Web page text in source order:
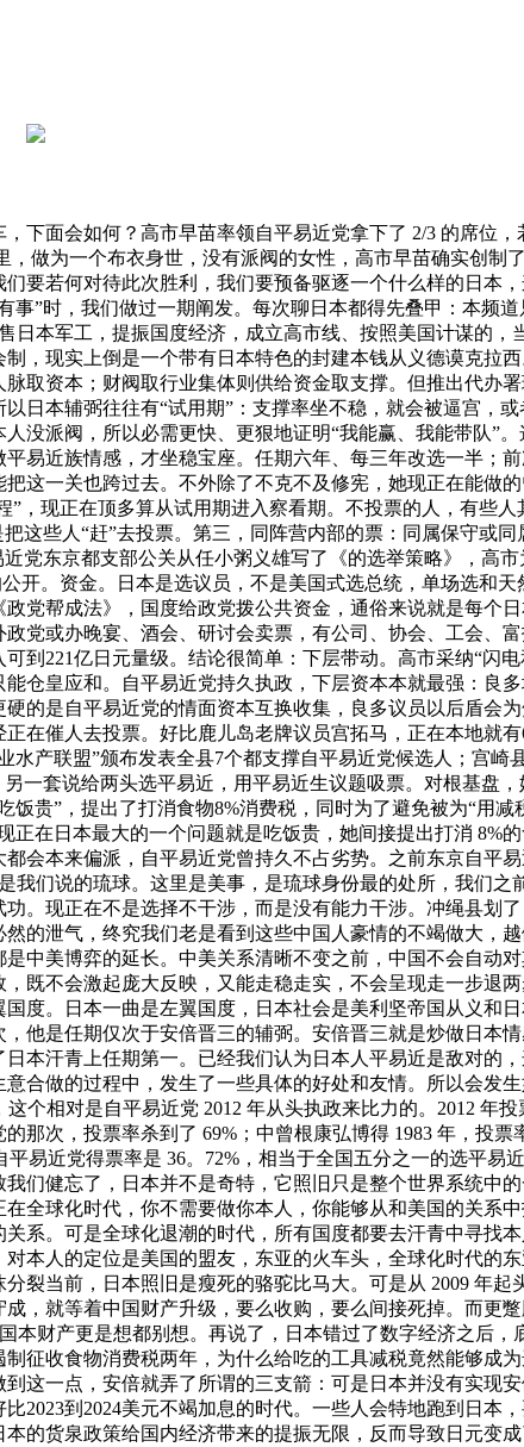
面会如何？高市早苗率领自平易近党拿下了 2/3 的席位，
做为一个布衣身世，没有派阀的女性，高市早苗确实创制
要若何对待此次胜利，我们要预备驱逐一个什么样的日本
”时，我们做过一期阐发。每次聊日本都得先叠甲：本频
本军工，提振国度经济，成立高市线、按照美国计谋的，
，现实上倒是一个带有日本特色的封建本钱从义德谟克拉
取资本；财阀取行业集体则供给资金取支撑。但推出代办
日本辅弼往往有“试用期”：支撑率坐不稳，就会被逼宫，
派阀，所以必需更快、更狠地证明“我能赢、我能带队”
近族情感，才坐稳宝座。任期六年、每三年改选一半；
这一关也跨过去。不外除了不克不及修宪，她现正在能做
，现正在顶多算从试用期进入察看期。不投票的人，有些
些人“赶”去投票。第三，同阵营内部的票：同属保守或同
党东京都支部公关从任小粥义雄写了《的选举策略》，高
开。资金。日本是选议员，不是美国式选总统，单场选和天
党帮成法》，国度给政党拨公共资金，通俗来说就是每个
党或办晚宴、酒会、研讨会卖票，有公司、协会、工会、
到221亿日元量级。结论很简单：下层带动。高市采纳“闪
仓皇应和。自平易近党持久执政，下层资本本就最强：良
的是自平易近党的情面资本互换收集，良多议员以后盾会
在催人去投票。好比鹿儿岛老牌议员宫拓马，正在本地就
产联盟”颁布发表全县7个都支撑自平易近党候选人；宫
一套说给两头选平易近，用平易近生议题吸票。对根基盘
贵”，提出了打消食物8%消费税，同时为了避免被为“用减
在日本最大的一个问题就是吃饭贵，她间接提出打消 8%
会本来偏派，自平易近党曾持久不占劣势。之前东京自平
们说的琉球。这里是美事，是琉球身份最的处所，我们之
。现正在不是选择不干涉，而是没有能力干涉。冲绳县划
的泄气，终究我们老是看到这些中国人豪情的不竭做大，
中美博弈的延长。中美关系清晰不变之前，中国不会自动
既不会激起庞大反映，又能走稳走实，不会呈现走一步退
度。日本一曲是左翼国度，日本社会是美利坚帝国从义和
他是任期仅次于安倍晋三的辅弼。安倍晋三就是炒做日本
本汗青上任期第一。已经我们认为日本人平易近是敌对的
合做的过程中，发生了一些具体的好处和友情。所以会发
相对是自平易近党 2012 年从头执政来比力的。2012 年投
次，投票率杀到了 69%；中曾根康弘博得 1983 年，投票
易近党得票率是 36。72%，相当于全国五分之一的选平易
们健忘了，日本并不是奇特，它照旧只是整个世界系统中
全球化时代，你不需要做你本人，你能够从和美国的关系
系。可是全球化退潮的时代，所有国度都要去汗青中寻找
本人的定位是美国的盟友，东亚的火车头，全球化时代的
裂当前，日本照旧是瘦死的骆驼比马大。可是从 2009 年
，就等着中国财产升级，要么收购，要么间接死掉。而更
财产更是想都别想。再说了，日本错过了数字经济之后，
征收食物消费税两年，为什么给吃的工具减税竟然能够成
这一点，安倍就弄了所谓的三支箭：可是日本并没有实现
到2024美元不竭加息的时代。一些人会特地跑到日本
的货泉政策给国内经济带来的提振无限，反而导致日元变